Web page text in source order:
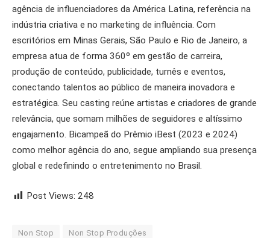
agência de influenciadores da América Latina, referência na
indústria criativa e no marketing de influência. Com
escritórios em Minas Gerais, São Paulo e Rio de Janeiro, a
empresa atua de forma 360º em gestão de carreira,
produção de conteúdo, publicidade, turnês e eventos,
conectando talentos ao público de maneira inovadora e
estratégica. Seu casting reúne artistas e criadores de grande
relevância, que somam milhões de seguidores e altíssimo
engajamento. Bicampeã do Prêmio iBest (2023 e 2024)
como melhor agência do ano, segue ampliando sua presença
global e redefinindo o entretenimento no Brasil.
Post Views: 248
Non Stop Non Stop Produções